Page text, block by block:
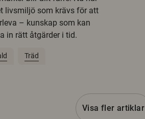
livsmiljö som krävs för att
– kunskap som kan
in rätt åtgärder i tid.
Träd
Visa fler artiklar